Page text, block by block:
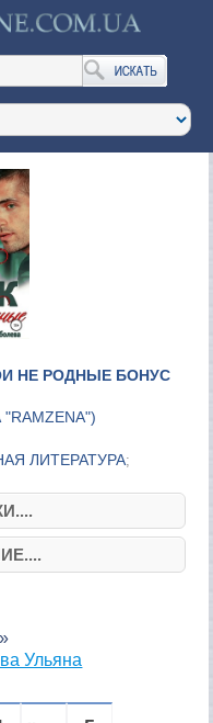
НЕ РОДНЫЕ БОНУС
)
ЛИТЕРАТУРА;
Ульяна